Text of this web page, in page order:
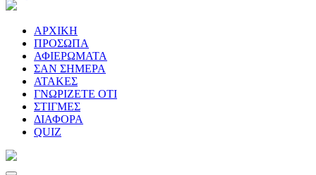
ΑΡΧΙΚΗ
ΠΡΟΣΩΠΑ
ΑΦΙΕΡΩΜΑΤΑ
ΣΑΝ ΣΗΜΕΡΑ
ΑΤΑΚΕΣ
ΓΝΩΡΙΖΕΤΕ ΟΤΙ
ΣΤΙΓΜΕΣ
ΔΙΑΦΟΡΑ
QUIZ